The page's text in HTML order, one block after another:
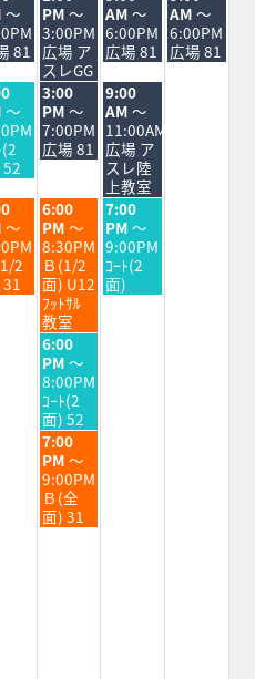
～
81
曜
日,
8
月
14th
2026
PM ～
3:00PM
広場 ア
スレGG
曜
日,
8
月
15th
2026
AM ～
6:00PM
広場 81
曜
日,
8
月
AM ～
6:00PM
広場 81
～
金
曜
日,
8
月
2026
3:00
PM ～
7:00PM
広場 81
土
曜
日,
8
月
15th
2026
9:00
AM ～
11:00AM
広場 ア
スレ陸
上教室
～
2
金
曜
日,
8
月
14th
2026
6:00
PM ～
8:30PM
Ｂ(1/2
面) U12
ﾌｯﾄｻﾙ
教室
土
曜
日,
8
月
15th
7:00
PM ～
9:00PM
ｺｰﾄ(2
面)
金
曜
日,
8
月
14th
2026
6:00
PM ～
8:00PM
ｺｰﾄ(2
面) 52
金
曜
日,
8
月
14th
7:00
PM ～
9:00PM
Ｂ(全
面) 31